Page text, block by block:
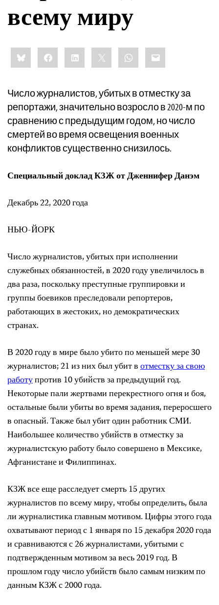
всему миру
Share
this:BlueskyFacebookLinkedIn WhatsApp
Email
Число журналистов, убитых в отместку за
репортажи, значительно возросло в 2020-м по
сравнению с предыдущим годом, но число
смертей во время освещения военных
конфликтов существенно снизилось.
Специальный доклад КЗЖ от Дженнифер Данэм
Декабрь 22, 2020 года
НЬЮ-ЙОРК
Число журналистов, убитых при исполнении
служебных обязанностей, в 2020 году увеличилось в
два раза, поскольку преступные группировки и
группы боевиков преследовали репортеров,
работающих в жестоких, но демократических
странах.
В 2020 году в мире было убито по меньшей мере 30
журналистов; 21 из них был убит вотместку за свою
работупротив 10 убийств за предыдущий год.
Некоторые пали жертвами перекрестного огня и боя,
остальные были убиты во время задания, переросшего
в опасный. Также был убит один работник СМИ.
Наибольшее количество убийств в отместку за
журналистскую работу было совершено в Мексике,
Афганистане и Филиппинах.
КЗЖ все еще расследует смерть 15 других
журналистов по всему миру, чтобы определить, была
ли журналистика главным мотивом. Цифры этого года
охватывают период с 1 января по 15 декабря 2020 года
и сравниваются с 26 журналистами, убитыми с
подтвержденным мотивом за весь 2019 год. В
прошлом году число убийств было самым низким по
данным КЗЖ с 2000 года.